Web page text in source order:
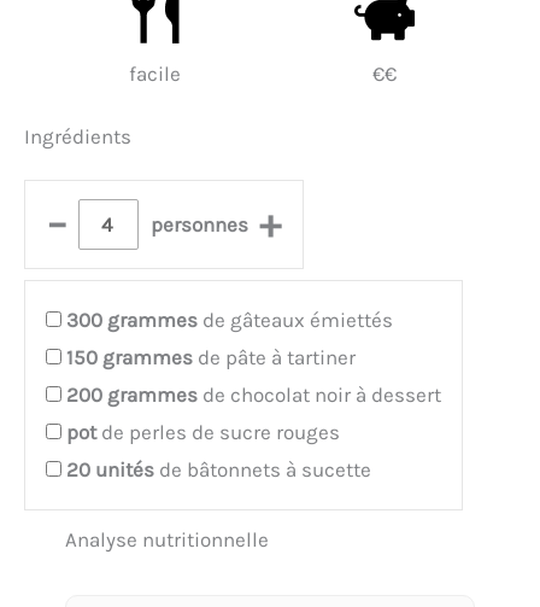
facile €€
Ingrédients
– personnes +
300 grammes de gâteaux émiettés
150 grammes de pâte à tartiner
200 grammes de chocolat noir à dessert
potde perles de sucre rouges
20 unités de bâtonnets à sucette
Analyse nutritionnelle